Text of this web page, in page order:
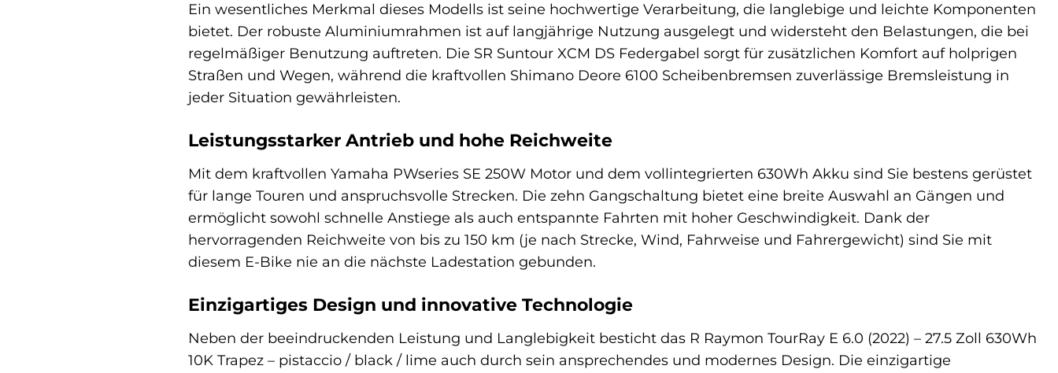
Ein wesentliches Merkmal dieses Modells ist seine hochwertige Verarbeitung, die langlebige und leichte Komponenten
bietet. Der robuste Aluminiumrahmen ist auf langjährige Nutzung ausgelegt und widersteht den Belastungen, die bei
regelmäßiger Benutzung auftreten. Die SR Suntour XCM DS Federgabel sorgt für zusätzlichen Komfort auf holprigen
Straßen und Wegen, während die kraftvollen Shimano Deore 6100 Scheibenbremsen zuverlässige Bremsleistung in
jeder Situation gewährleisten.
Leistungsstarker Antrieb und hohe Reichweite
Mit dem kraftvollen Yamaha PWseries SE 250W Motor und dem vollintegrierten 630Wh Akku sind Sie bestens gerüstet
für lange Touren und anspruchsvolle Strecken. Die zehn Gangschaltung bietet eine breite Auswahl an Gängen und
ermöglicht sowohl schnelle Anstiege als auch entspannte Fahrten mit hoher Geschwindigkeit. Dank der
hervorragenden Reichweite von bis zu 150 km (je nach Strecke, Wind, Fahrweise und Fahrergewicht) sind Sie mit
diesem E-Bike nie an die nächste Ladestation gebunden.
Einzigartiges Design und innovative Technologie
Neben der beeindruckenden Leistung und Langlebigkeit besticht das R Raymon TourRay E 6.0 (2022) – 27.5 Zoll 630Wh
10K Trapez – pistaccio / black / lime auch durch sein ansprechendes und modernes Design. Die einzigartige